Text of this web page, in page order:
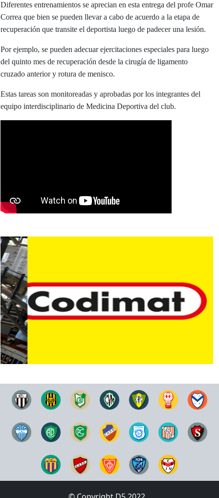
Diferentes entrenamientos se aprecian en esta entrega del profe Omar
Correa que bien se pueden llevar a cabo de acuerdo a la etapa de
recuperación que transite el deportista luego de padecer una lesión.
Por ejemplo, se pueden adecuar ejercitaciones especiales para luego
del quinto mes de recuperación desde la cirugía de ligamento
cruzado anterior y rotura de menisco.
Estas tareas son monitoreadas y aprobadas por los integrantes del
equipo interdisciplinario de Medicina Deportiva del club.